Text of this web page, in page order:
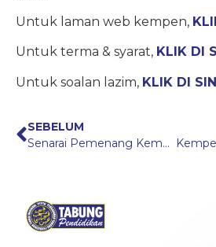
Untuk laman web kempen,
Untuk terma & syarat, KLIK DI
Untuk soalan lazim, KLIK DI
SEBELUM
Senarai Pemenang Kempen Cabutan WOW! Simpan SSPN Plus 2021